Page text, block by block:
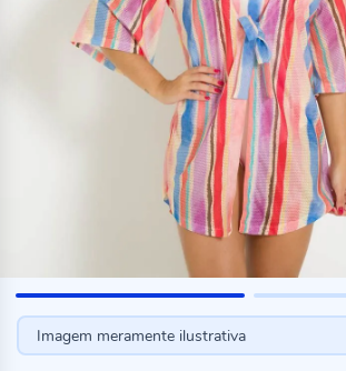
Imagem meramente ilustrativa